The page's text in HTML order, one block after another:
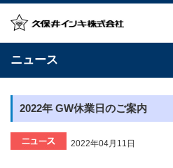
ニュース
2022年 GW休業日のご案内
2022年04月11日